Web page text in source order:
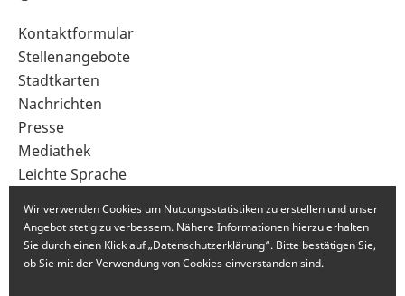
Sekundärnavigation
im
Fußbereich
Kontaktformular
Stellenangebote
Stadtkarten
Nachrichten
Presse
Mediathek
Leichte Sprache
Wir verwenden Cookies um Nutzungsstatistiken zu erstellen und unser
Angebot stetig zu verbessern. Nähere Informationen hierzu erhalten
Sie durch einen Klick auf „Datenschutzerklärung“. Bitte bestätigen Sie,
ob Sie mit der Verwendung von Cookies einverstanden sind.